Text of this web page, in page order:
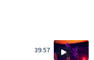
39:57